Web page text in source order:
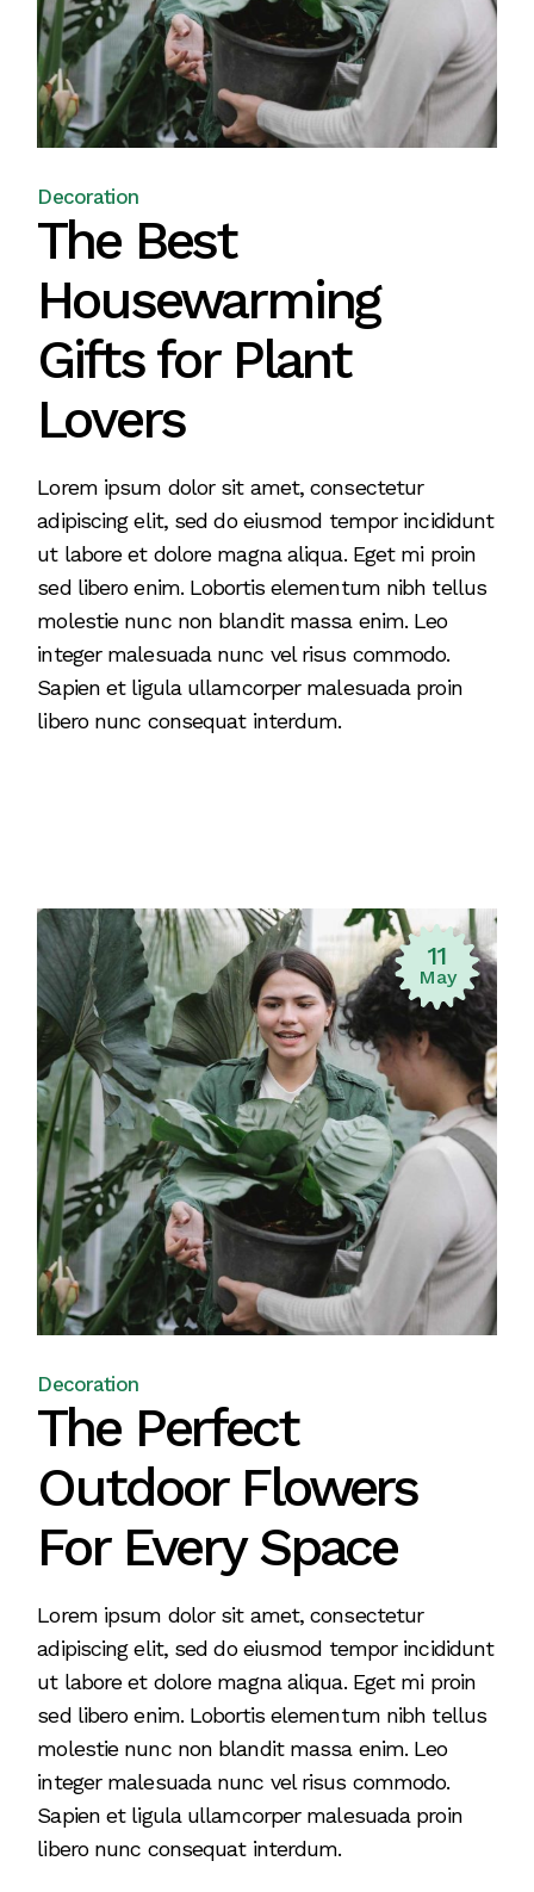
Decoration
The Best
Housewarming
Gifts for Plant
Lovers
Lorem ipsum dolor sit amet, consectetur
adipiscing elit, sed do eiusmod tempor incididunt
ut labore et dolore magna aliqua. Eget mi proin
sed libero enim. Lobortis elementum nibh tellus
molestie nunc non blandit massa enim. Leo
integer malesuada nunc vel risus commodo.
Sapien et ligula ullamcorper malesuada proin
libero nunc consequat interdum.
11
May
Decoration
The Perfect
Outdoor Flowers
For Every Space
Lorem ipsum dolor sit amet, consectetur
adipiscing elit, sed do eiusmod tempor incididunt
ut labore et dolore magna aliqua. Eget mi proin
sed libero enim. Lobortis elementum nibh tellus
molestie nunc non blandit massa enim. Leo
integer malesuada nunc vel risus commodo.
Sapien et ligula ullamcorper malesuada proin
libero nunc consequat interdum.